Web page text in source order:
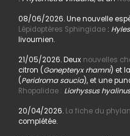
08/06/2026. Une nouvelle
Lépidoptères Sphingidae:
livournien.
21/05/2026. Deux nouvelles
citron (Gonepteryx rhamni) et
(Peridroma saucia), et une
Rhopalidae : Liorhyssus
20/04/2026. La fiche du
complétée.